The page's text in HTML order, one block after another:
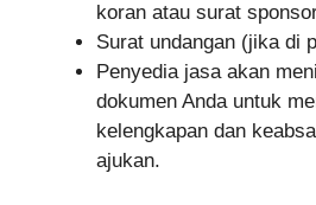
koran atau surat
Surat undangan (jika di
Penyedia jasa akan
dokumen Anda untuk
kelengkapan dan
ajukan.